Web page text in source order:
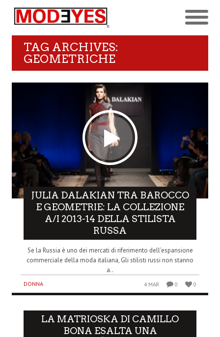
TAG ARCHIVES:
GEOMETRICHE
JULIA DALAKIAN TRA BAROCCO
E GEOMETRIE: LA COLLEZIONE
A/I 2013-14 DELLA STILISTA
RUSSA
Se la Russia è uno dei mercati di riferimento dell’espansione
commerciale della moda italiana, Gli stilisti russi non stanno
a..
DONNA 4 MAR 0 0
LA MATRIOSKA DI CAMILLO
BONA ESALTA UNA